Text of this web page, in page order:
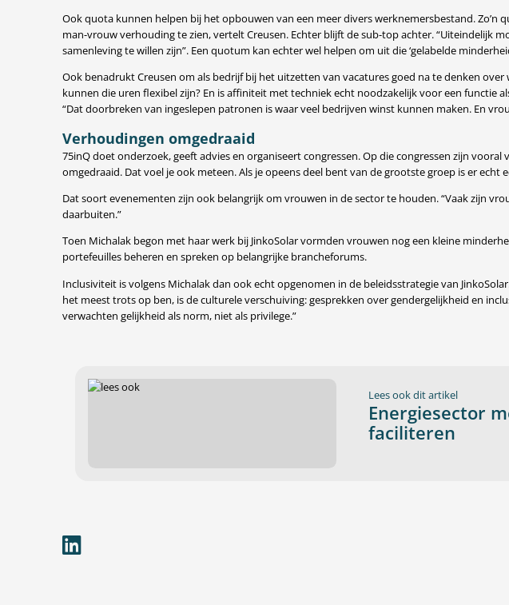
Ook quota kunnen helpen bij het opbouwen van een meer divers werknemersbestand.
man-vrouw verhouding te zien, vertelt Creusen. Echter blijft de sub-top achter. “Uiteindelijk
samenleving te willen zijn”. Een quotum kan echter wel helpen om uit die ‘gelabelde
Ook benadrukt Creusen om als bedrijf bij het uitzetten van vacatures goed na te denken
kunnen die uren flexibel zijn? En is affiniteit met techniek echt noodzakelijk voor een functie
“Dat doorbreken van ingeslepen patronen is waar veel bedrijven winst kunnen maken. En
Verhoudingen omgedraaid
75inQ doet onderzoek, geeft advies en organiseert congressen. Op die congressen zijn
omgedraaid. Dat voel je ook meteen. Als je opeens deel bent van de grootste groep is er echt
Dat soort evenementen zijn ook belangrijk om vrouwen in de sector te houden. “Vaak zijn
daarbuiten.”
Toen Michalak begon met haar werk bij JinkoSolar vormden vrouwen nog een kleine
portefeuilles beheren en spreken op belangrijke brancheforums.
Inclusiviteit is volgens Michalak dan ook echt opgenomen in de beleidsstrategie van
het meest trots op ben, is de culturele verschuiving: gesprekken over gendergelijkheid en
verwachten gelijkheid als norm, niet als privilege.”
Lees ook dit artikel
Energiesector
faciliteren